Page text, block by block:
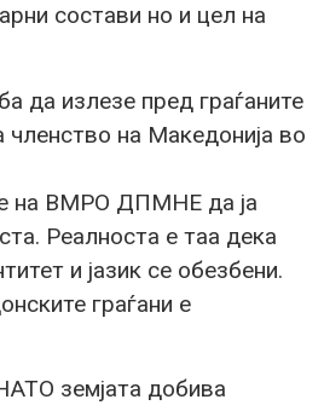
состави но и цел на
излезе пред граѓаните
на Македонија во
на ВМРО ДПМНЕ да ја
Реалноста е таа дека
и јазик се обезбени.
граѓани е
земјата добива